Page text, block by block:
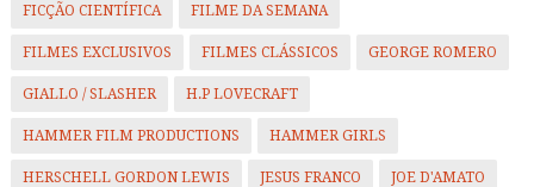
FICÇÃO CIENTÍFICA FILME DA SEMANA
FILMES EXCLUSIVOS FILMES CLÁSSICOS GEORGE ROMERO
GIALLO / SLASHER H.P LOVECRAFT
HAMMER FILM PRODUCTIONS HAMMER GIRLS
HERSCHELL GORDON LEWIS JESUS FRANCO JOE D'AMATO